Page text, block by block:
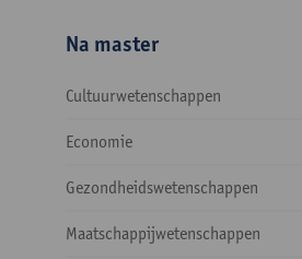
Na master
Cultuurwetenschappen
Economie
Gezondheidswetenschappen
Maatschappijwetenschappen